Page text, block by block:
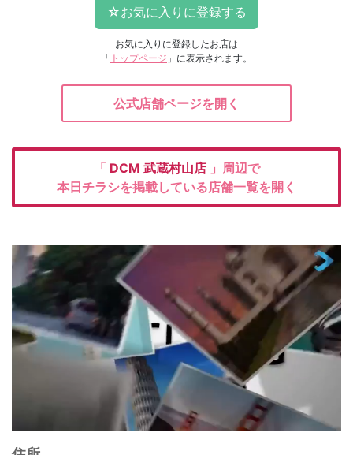
お気に入りに登録したお店は
「 トップページ 」に表示されます。
公式店舗ページを開く
「 DCM 武蔵村山店 」周辺で
本日チラシを掲載している店舗一覧を開く